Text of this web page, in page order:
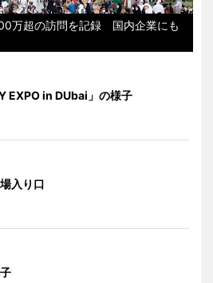
万超の訪問を記録 国内企業にも
EXPO in DUbai」の様子
入り口